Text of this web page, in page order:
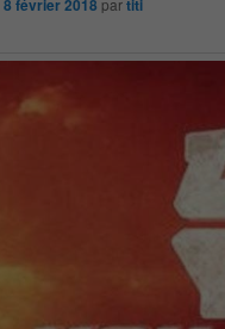
8 février 2018 partiti